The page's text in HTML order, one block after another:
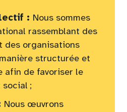
: Nous sommes
rassemblant des
des organisations
structurée et
afin de favoriser le
social ;
Nous œuvrons